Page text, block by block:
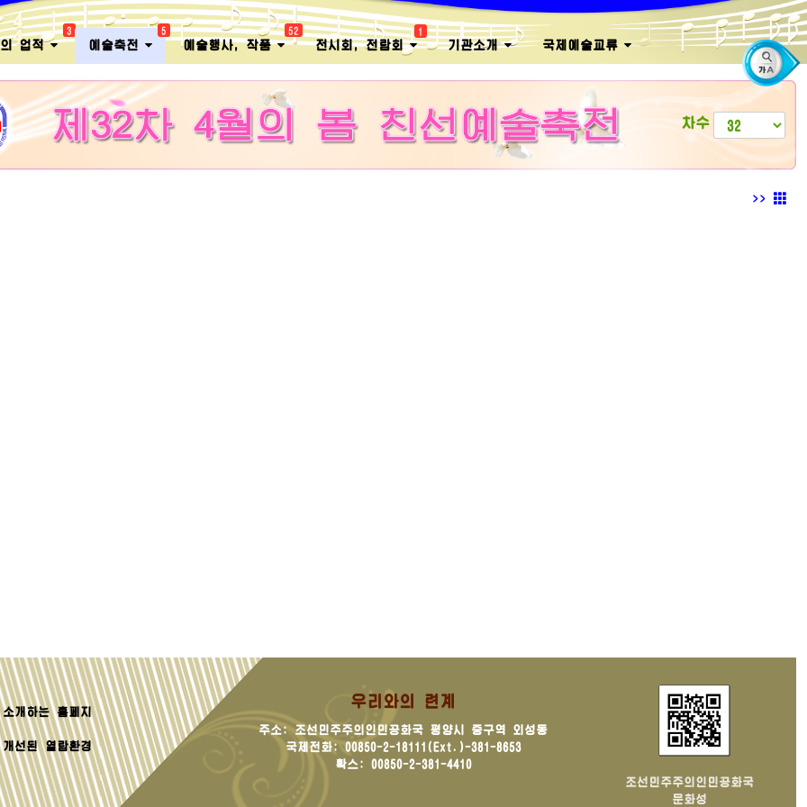
의 업적
3
예술축전
5
예술행사, 작품
52
전시회, 전람회
1
기관소개 국제예술교류
차수
>>
개하는 홈페지
선된 열람환경
우리와의 련계
주소: 조선민주주의인민공화국 평양시 중구역 외성동
국제전화: 00850-2-18111(Ext.)-381-8653
확스: 00850-2-381-4410
조선민주주의인민공화국
문화성